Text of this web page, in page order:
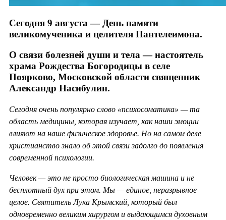
Сегодня 9 августа — День памяти
великомученика и целителя Пантелеимона.
О связи болезней души и тела — настоятель
храма Рождества Богородицы в селе
Поярково, Московской области священник
Александр Насибулин.
Сегодня очень популярно слово «психосоматика» — та
область медицины, которая изучает, как наши эмоции
влияют на наше физическое здоровье. Но на самом деле
христианство знало об этой связи задолго до появления
современной психологии.
Человек — это не просто биологическая машина и не
бесплотный дух при этом. Мы — единое, неразрывное
целое. Святитель Лука Крымский, который был
одновременно великим хирургом и выдающимся духовным